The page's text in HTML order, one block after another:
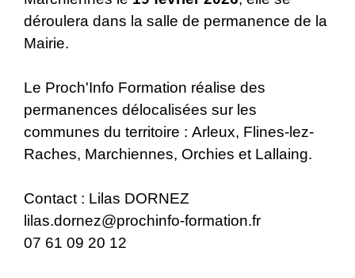
déroulera dans la salle de permanence de la
Mairie.
Le Proch'Info Formation réalise des
permanences délocalisées sur les
communes du territoire : Arleux, Flines-lez-
Raches, Marchiennes, Orchies et Lallaing.
Contact : Lilas DORNEZ
lilas.dornez@prochinfo-formation.fr
07 61 09 20 12